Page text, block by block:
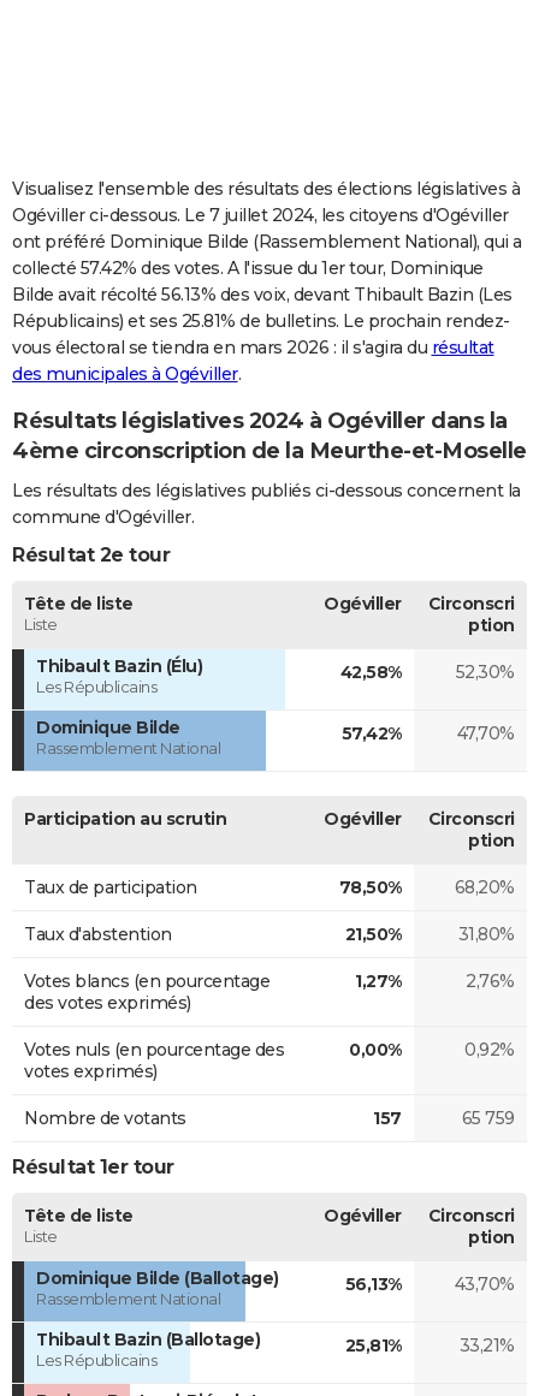
Carte de Noël
Carte Bonne année
Carte Saint-Valentin
Carte Pâques
Carte d'anniversaire
DICTIONNAIRE
Dictionnaire
Biographies
Citations
Expressions
Proverbes
PROGRAMME TV
COPAINS D'AVANT
S'inscrire
Se connecter
Lycées
Collèges
Primaires
Universités
Entreprises
Service militaire
Avis de recherche
AVIS DE DÉCÈS
FORUM
Bricolage
Lifestyle
Culture
Sport
Auto
Television
Voyage
Cinema
Visualisez l'ensemble des résultats des élections législatives à
Ogéviller ci-dessous. Le 7 juillet 2024, les citoyens d'Ogéviller
ont préféré Dominique Bilde (Rassemblement National), qui a
collecté 57.42% des votes. A l'issue du 1er tour, Dominique
Bilde avait récolté 56.13% des voix, devant Thibault Bazin (Les
Républicains) et ses 25.81% de bulletins. Le prochain rendez-
vous électoral se tiendra en mars 2026 : il s'agira du résultat
des municipales à Ogéviller.
Résultats législatives 2024 à Ogéviller dans la
4ème circonscription de la Meurthe-et-Moselle
Les résultats des législatives publiés ci-dessous concernent la
commune d'Ogéviller.
Résultat 2e tour
Tête de liste
Liste
Ogéviller
Circonscri
ption
Thibault Bazin (Élu)
Les Républicains
42,58% 52,30%
Dominique Bilde
Rassemblement National
57,42% 47,70%
Participation au scrutin Ogéviller
Circonscri
ption
Taux de participation 78,50% 68,20%
Taux d'abstention 21,50% 31,80%
Votes blancs (en pourcentage
des votes exprimés)
1,27% 2,76%
Votes nuls (en pourcentage des
votes exprimés)
0,00% 0,92%
Nombre de votants 157 65 759
Résultat 1er tour
Tête de liste
Liste
Ogéviller
Circonscri
ption
Dominique Bilde (Ballotage)
Rassemblement National
56,13% 43,70%
Thibault Bazin (Ballotage)
Les Républicains
25,81% 33,21%